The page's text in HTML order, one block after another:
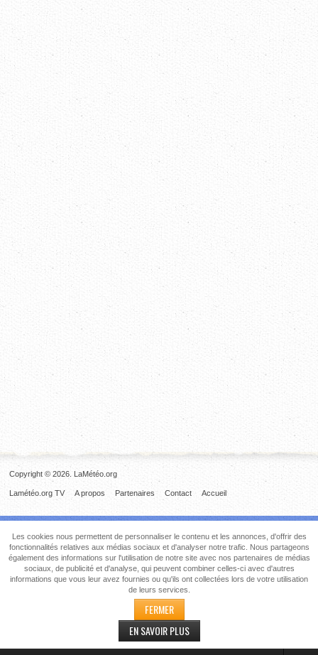
Copyright © 2026. LaMétéo.org
Accueil
Contact
Partenaires
A propos
Lamétéo.org TV
Les cookies nous permettent de personnaliser le contenu et les annonces, d'offrir des
fonctionnalités relatives aux médias sociaux et d'analyser notre trafic. Nous partageons
également des informations sur l'utilisation de notre site avec nos partenaires de médias
sociaux, de publicité et d'analyse, qui peuvent combiner celles-ci avec d'autres
informations que vous leur avez fournies ou qu'ils ont collectées lors de votre utilisation
de leurs services.
FERMER
EN SAVOIR PLUS